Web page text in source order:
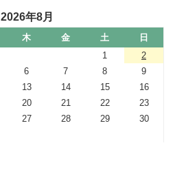
2026年8月
木 金 土
日
1
2
6 7 8
9
13 14 15
16
20 21 22
23
27 28 29
30